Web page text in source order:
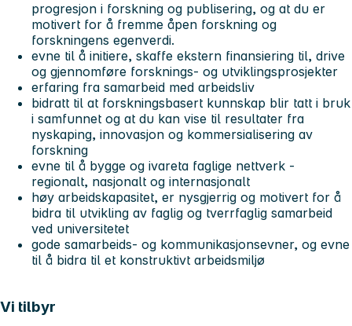
progresjon i forskning og publisering, og at du er
motivert for å fremme åpen forskning og
forskningens egenverdi.
evne til å initiere, skaffe ekstern finansiering til, drive
og gjennomføre forsknings- og utviklingsprosjekter
erfaring fra samarbeid med arbeidsliv
bidratt til at forskningsbasert kunnskap blir tatt i bruk
i samfunnet og at du kan vise til resultater fra
nyskaping, innovasjon og kommersialisering av
forskning
evne til å bygge og ivareta faglige nettverk -
regionalt, nasjonalt og internasjonalt
høy arbeidskapasitet, er nysgjerrig og motivert for å
bidra til utvikling av faglig og tverrfaglig samarbeid
ved universitetet
gode samarbeids- og kommunikasjonsevner, og evne
til å bidra til et konstruktivt arbeidsmiljø
Vi tilbyr